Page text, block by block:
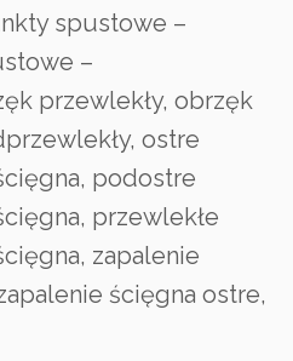
spustowe –
–
przewlekły, obrzęk
ostre
podostre
przewlekłe
zapalenie
ścięgna ostre,